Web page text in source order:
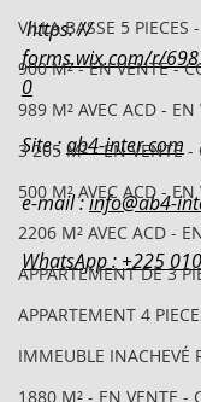
VILLA BASSE 5 PIECES
900 M² - EN VENTE -
989 M² AVEC ACD -
3 205 M² - EN VENTE -
500 M² AVEC ACD -
2206 M² AVEC ACD -
APPARTEMENT DE 3
APPARTEMENT 4
IMMEUBLE INACHEVÉ
1880 M² - EN VENTE -
https: //
forms.wix.com/r/
0
Site : ab4-inter.com
e-mail : info@ab4-
WhatsApp : +225